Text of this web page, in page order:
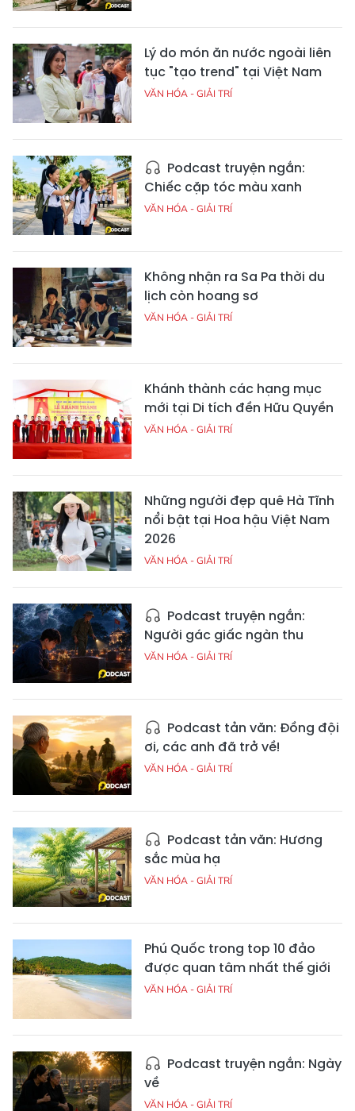
Lý do món ăn nước ngoài liên
tục "tạo trend" tại Việt Nam
VĂN HÓA - GIẢI TRÍ
Podcast truyện ngắn:
Chiếc cặp tóc màu xanh
VĂN HÓA - GIẢI TRÍ
Không nhận ra Sa Pa thời du
lịch còn hoang sơ
VĂN HÓA - GIẢI TRÍ
Khánh thành các hạng mục
mới tại Di tích đền Hữu Quyền
VĂN HÓA - GIẢI TRÍ
Những người đẹp quê Hà Tĩnh
nổi bật tại Hoa hậu Việt Nam
2026
VĂN HÓA - GIẢI TRÍ
Podcast truyện ngắn:
Người gác giấc ngàn thu
VĂN HÓA - GIẢI TRÍ
Podcast tản văn: Đồng đội
ơi, các anh đã trở về!
VĂN HÓA - GIẢI TRÍ
Podcast tản văn: Hương
sắc mùa hạ
VĂN HÓA - GIẢI TRÍ
Phú Quốc trong top 10 đảo
được quan tâm nhất thế giới
VĂN HÓA - GIẢI TRÍ
Podcast truyện ngắn: Ngày
về
VĂN HÓA - GIẢI TRÍ